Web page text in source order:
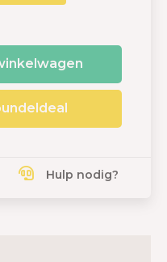
Hulp nodig?